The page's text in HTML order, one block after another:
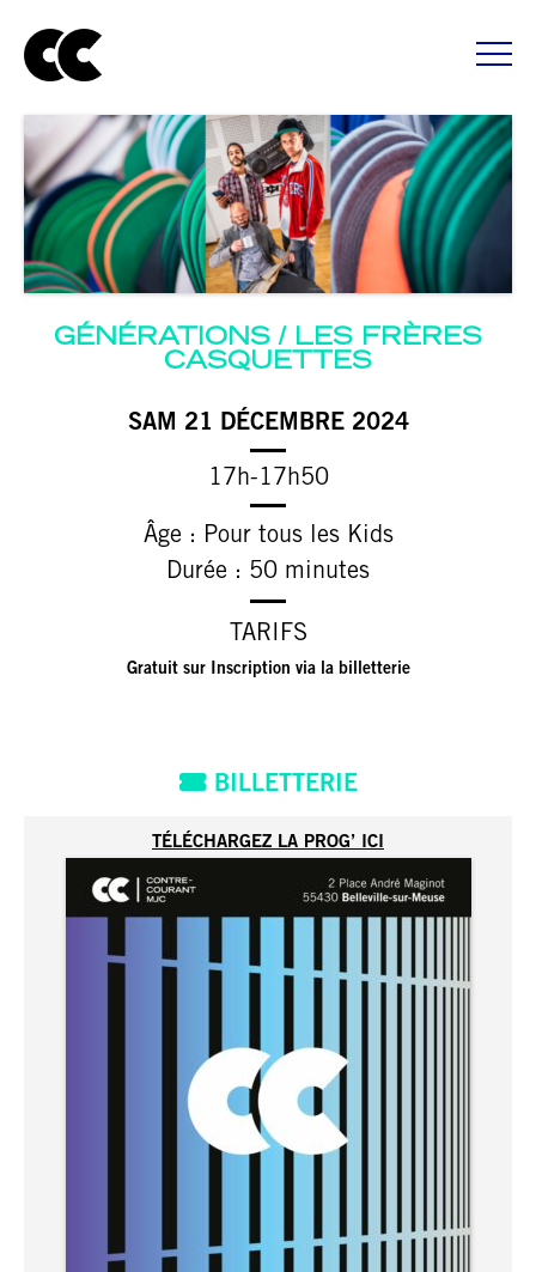
GÉNÉRATIONS / LES FRÈRES
CASQUETTES
SAM 21 DÉCEMBRE 2024
17h-17h50
Âge : Pour tous les Kids
Durée : 50 minutes
TARIFS
Gratuit sur Inscription via la billetterie
BILLETTERIE
TÉLÉCHARGEZ LA PROG’ ICI